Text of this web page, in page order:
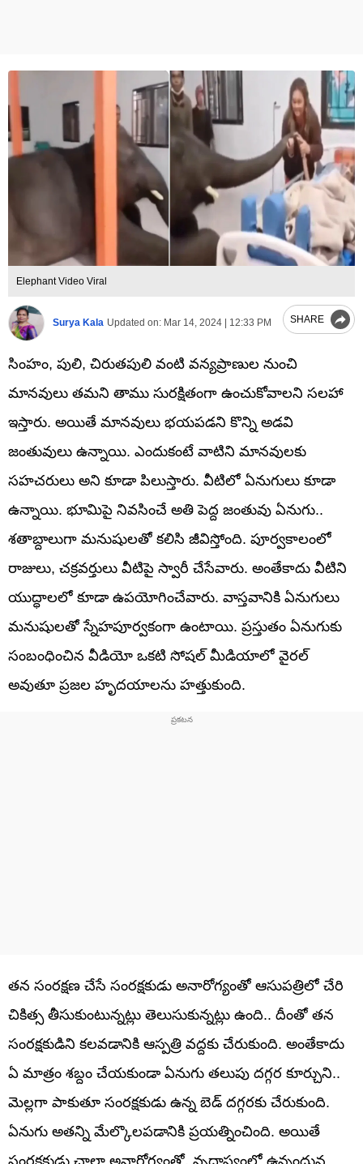
Elephant Video Viral
Surya Kala Updated on: Mar 14, 2024 | 12:33 PM SHARE
సింహం, పులి, చిరుతపులి వంటి వన్యప్రాణుల నుంచి
మానవులు తమని తాము సురక్షితంగా ఉంచుకోవాలని సలహా
ఇస్తారు. అయితే మానవులు భయపడని కొన్ని అడవి
జంతువులు ఉన్నాయి. ఎందుకంటే వాటిని మానవులకు
సహచరులు అని కూడా పిలుస్తారు. వీటిలో ఏనుగులు కూడా
ఉన్నాయి. భూమిపై నివసించే అతి పెద్ద జంతువు ఏనుగు..
శతాబ్దాలుగా మనుషులతో కలిసి జీవిస్తోంది. పూర్వకాలంలో
రాజులు, చక్రవర్తులు వీటిపై స్వారీ చేసేవారు. అంతేకాదు వీటిని
యుద్ధాలలో కూడా ఉపయోగించేవారు. వాస్తవానికి ఏనుగులు
మనుషులతో స్నేహపూర్వకంగా ఉంటాయి. ప్రస్తుతం ఏనుగుకు
సంబంధించిన వీడియో ఒకటి సోషల్ మీడియాలో వైరల్
అవుతూ ప్రజల హృదయాలను హత్తుకుంది.
తన సంరక్షణ చేసే సంరక్షకుడు అనారోగ్యంతో ఆసుపత్రిలో చేరి
చికిత్స తీసుకుంటున్నట్లు తెలుసుకున్నట్లు ఉంది.. దీంతో తన
సంరక్షకుడిని కలవడానికి ఆస్పత్రి వద్దకు చేరుకుంది. అంతేకాదు
ఏ మాత్రం శబ్దం చేయకుండా ఏనుగు తలుపు దగ్గర కూర్చుని..
మెల్లగా పాకుతూ సంరక్షకుడు ఉన్న బెడ్ దగ్గరకు చేరుకుంది.
ఏనుగు అతన్ని మేల్కొలపడానికి ప్రయత్నించింది. అయితే
సంరక్షకుడు చాలా అనారోగ్యంతో, వృద్ధాప్యంలో ఉన్నందున